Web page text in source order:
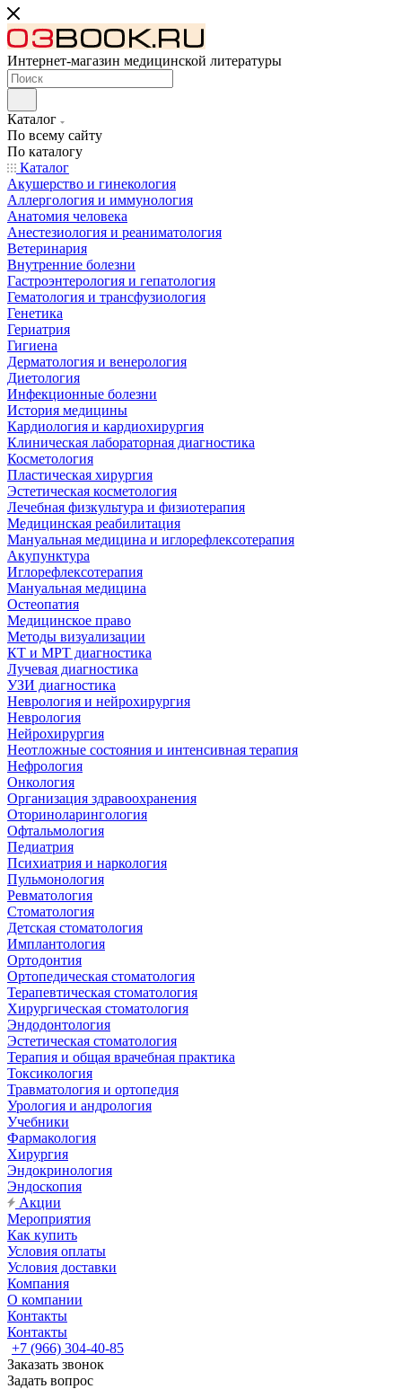
Интернет-магазин медицинской литературы
Каталог
По всему сайту
По каталогу
Каталог
Акушерство и гинекология
Аллергология и иммунология
Анатомия человека
Анестезиология и реаниматология
Ветеринария
Внутренние болезни
Гастроэнтерология и гепатология
Гематология и трансфузиология
Генетика
Гериатрия
Гигиена
Дерматология и венерология
Диетология
Инфекционные болезни
История медицины
Кардиология и кардиохирургия
Клиническая лабораторная диагностика
Косметология
Пластическая хирургия
Эстетическая косметология
Лечебная физкультура и физиотерапия
Медицинская реабилитация
Мануальная медицина и иглорефлексотерапия
Акупунктура
Иглорефлексотерапия
Мануальная медицина
Остеопатия
Медицинское право
Методы визуализации
КТ и МРТ диагностика
Лучевая диагностика
УЗИ диагностика
Неврология и нейрохирургия
Неврология
Нейрохирургия
Неотложные состояния и интенсивная терапия
Нефрология
Онкология
Организация здравоохранения
Оториноларингология
Офтальмология
Педиатрия
Психиатрия и наркология
Пульмонология
Ревматология
Стоматология
Детская стоматология
Имплантология
Ортодонтия
Ортопедическая стоматология
Терапевтическая стоматология
Хирургическая стоматология
Эндодонтология
Эстетическая стоматология
Терапия и общая врачебная практика
Токсикология
Травматология и ортопедия
Урология и андрология
Учебники
Фармакология
Хирургия
Эндокринология
Эндоскопия
Акции
Мероприятия
Как купить
Условия оплаты
Условия доставки
Компания
О компании
Контакты
Контакты
+7 (966) 304-40-85
Заказать звонок
Задать вопрос